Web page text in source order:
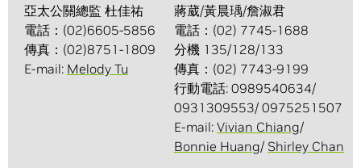
亞太公關總監 杜佳祐
電話：(02)6605-5856
傳真：(02)8751-1809
E-mail: Melody Tu
蔣葳/黃晨瑀/詹淑君
電話：(02) 7745-1688
分機 135/128/133
傳真：(02) 7743-9199
行動電話: 0989540634/
0931309553/ 0975251507
E-mail: Vivian Chiang/
Bonnie Huang/ Shirley Chan